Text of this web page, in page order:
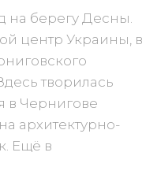
на берегу Десны.
центр Украины, в
творилась
в Чернигове
архитектурно-
Ещё в